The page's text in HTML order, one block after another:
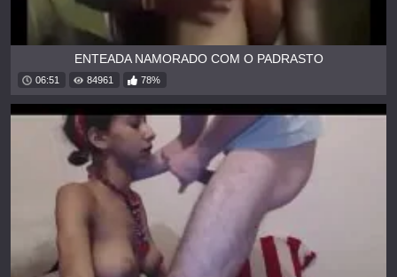
ENTEADA NAMORADO COM O PADRASTO
06:51 84961 78%